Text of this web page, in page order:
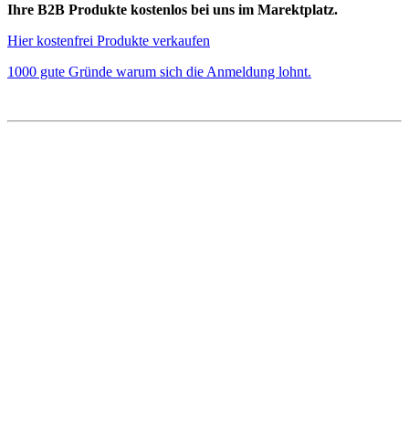
Ihre B2B Produkte kostenlos bei uns im Marektplatz.
Hier kostenfrei Produkte verkaufen
1000 gute Gründe warum sich die Anmeldung lohnt.